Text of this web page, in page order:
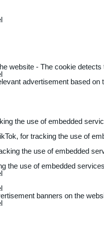
website - The cookie
advertisement based on
the use of embedded
for tracking the use of
the use of embedded
the use of embedded
banners on the